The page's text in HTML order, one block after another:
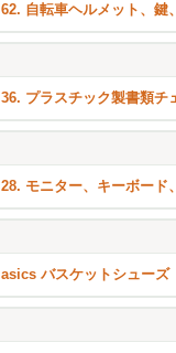
62. 自転車ヘルメット、鍵
36. プラスチック製書類チ
28. モニター、キーボード
asics バスケットシュー